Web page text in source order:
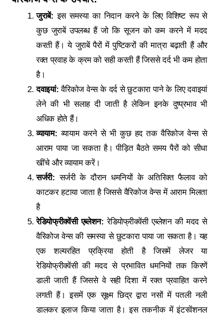
जुराबें:इस समस्या का निदान करने के लिए विशिष्ट रूप से
कुछ जुराबें उपलब्ध हैं जो कि सूजन को कम करने में मदद
करती हैं। ये जुराबें पैरों में पुष्टिकरों की मात्रा बढ़ाती हैं और
रक्त प्रवाह के क्रम को सही करती हैं जिससे दर्द भी कम होता
है।
दवाइयां:वैरिकोज वेन्स के दर्द से छुटकारा पाने के लिए दवाइयां
लेने की भी सलाह दी जाती है लेकिन इनके दुष्प्रभाव भी
अधिक होते हैं।
व्यायाम:व्यायाम करने से भी कुछ हद तक वैरिकोज वेन्स से
आराम पाया जा सकता है। पीड़ित बैठते समय पैरों को सीधा
खींचे और व्यायाम करें।
सर्जरी:सर्जरी के दौरान धमनियों के अतिरिक्त फैलाव को
काटकर हटाया जाता है जिससे वैरिकोज वेन्स में आराम मिलता
है
रेडियोफ्रीक्वेंसी एब्लेशन:रेडियोफ्रीक्वेंसी एब्लेशन की मदद से
वैरिकोज वेन्स की समस्या से छुटकारा पाया जा सकता है। यह
एक शल्यरहित प्रक्रिया होती है जिसमें लेजर या
रेडियोफ्रीक्वेंसी की मदद से प्रभावित धमनियों तक किरणें
डाली जाती हैं जिससे वे सही दिशा में रक्त प्रवाहित करने
लगती हैं। इसमें एक सूक्ष्म छिद्र द्वारा नसों में पतली नली
डालकर इलाज किया जाता है। इस तकनीक में इंटरवेंशनल